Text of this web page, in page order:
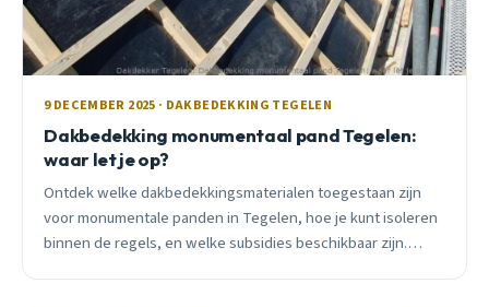
9 DECEMBER 2025 · DAKBEDEKKING TEGELEN
Dakbedekking monumentaal pand Tegelen:
waar let je op?
Ontdek welke dakbedekkingsmaterialen toegestaan zijn
voor monumentale panden in Tegelen, hoe je kunt isoleren
binnen de regels, en welke subsidies beschikbaar zijn.